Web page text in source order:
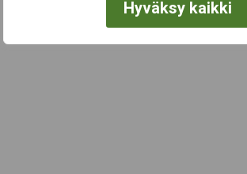
Hyväksy kaikki